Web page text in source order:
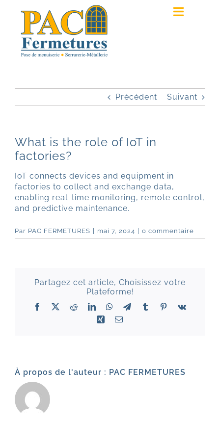
contenu
Toggle
ACCUEIL
RÉALISATIONS
QUI SOMMES-NOUS ?
Précédent Suivant
What is the role of IoT in
factories?
IoT connects devices and equipment in
factories to collect and exchange data,
enabling real-time monitoring, remote control,
and predictive maintenance.
Par PAC FERMETURES | mai 7, 2024 | 0 commentaire
Partagez cet article, Choisissez votre
Plateforme!
Facebook Reddit LinkedInWhatsAppTelegram
TumblrPinterest
Xing
À propos de l'auteur : PAC FERMETURES